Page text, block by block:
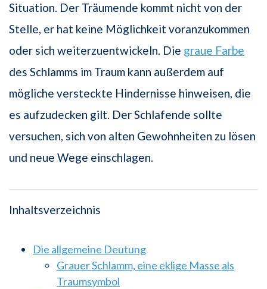
Situation. Der Träumende kommt nicht von der
Stelle, er hat keine Möglichkeit voranzukommen
oder sich weiterzuentwickeln. Die graue Farbe
des Schlamms im Traum kann außerdem auf
mögliche versteckte Hindernisse hinweisen, die
es aufzudecken gilt. Der Schlafende sollte
versuchen, sich von alten Gewohnheiten zu lösen
und neue Wege einschlagen.
Inhaltsverzeichnis
Die allgemeine Deutung
Grauer Schlamm, eine eklige Masse als
Traumsymbol